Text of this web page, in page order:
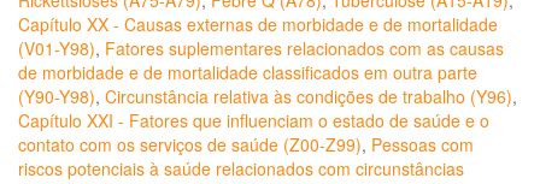
Capítulo XX - Causas externas de morbidade e de mortalidade
(V01-Y98), Fatores suplementares relacionados com as causas
de morbidade e de mortalidade classificados em outra parte
(Y90-Y98), Circunstância relativa às condições de trabalho (Y96),
Capítulo XXI - Fatores que influenciam o estado de saúde e o
contato com os serviços de saúde (Z00-Z99), Pessoas com
riscos potenciais à saúde relacionados com circunstâncias